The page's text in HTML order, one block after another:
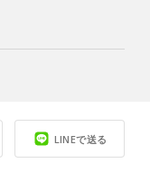
LINEで送る